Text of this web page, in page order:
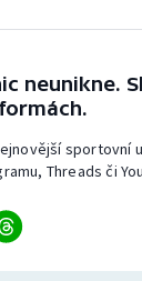
neunikne.
sportovní
Threads či